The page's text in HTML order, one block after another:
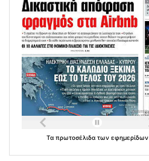
Τα πρωτοσέλιδα των εφημερίδων